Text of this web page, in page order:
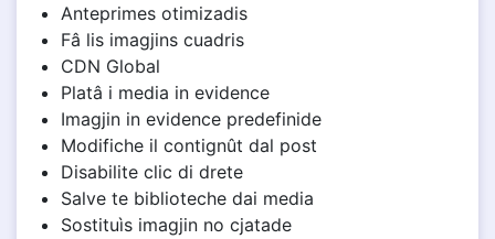
Anteprimes otimizadis
Fâ lis imagjins cuadris
CDN Global
Platâ i media in evidence
Imagjin in evidence predefinide
Modifiche il contignût dal post
Disabilite clic di drete
Salve te biblioteche dai media
Sostituìs imagjin no cjatade